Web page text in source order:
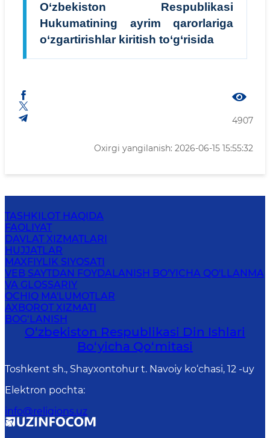
O‘zbekiston Respublikasi
Hukumatining ayrim qarorlariga
o‘zgartirishlar kiritish to‘g‘risida
4907
Oxirgi yangilanish: 2026-06-15 15:55:32
TASHKILOT HAQIDA
FAOLIYAT
DAVLAT XIZMATLARI
HUJJATLAR
MAXFIYLIK SIYOSATI
VEB SAYTDAN FOYDALANISH BO'YICHA QO'LLANMA
VA GLOSSARIY
OCHIQ MA'LUMOTLAR
AXBOROT XIZMATI
BOG‘LANISH
O‘zbekiston Respublikаsi Din Ishlаri
Bo‘yichа Qo‘mitаsi
Toshkent sh., Shayxontohur t. Navoiy ko‘chasi, 12 -uy
Elektron pochta:
info@religions.uz